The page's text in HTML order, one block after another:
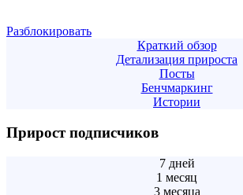
Разблокировать
Краткий обзор
Детализация прироста
Посты
Бенчмаркинг
Истории
Прирост подписчиков
7 дней
1 месяц
3 месяца